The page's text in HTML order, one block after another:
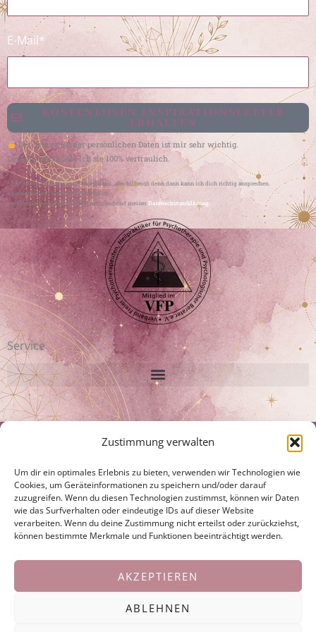
Zustimmung verwalten
Um dir ein optimales Erlebnis zu bieten, verwenden wir Technologien wie
Cookies, um Geräteinformationen zu speichern und/oder darauf
zuzugreifen. Wenn du diesen Technologien zustimmst, können wir Daten
wie das Surfverhalten oder eindeutige IDs auf dieser Website
verarbeiten. Wenn du deine Zustimmung nicht erteilst oder zurückziehst,
können bestimmte Merkmale und Funktionen beeinträchtigt werden.
AKZEPTIEREN
ABLEHNEN
E-Mail*
KOSTENLOSEN INSPIRATIONSLETTER
ERHALTEN
Der Schutz deiner persönlichen Daten ist mir sehr wichtig.
Deshalb behandele ich sie 100% vertraulich.
* Pflichtfeld. Dein Vorname ist optional, aber hilfreich denn dann kann ich dich richtig ansprechen.
Abmeldung mit einem Klick möglich.
Der Newsletter-Versand erfolgt entsprechend meiner Datenschutzerklärung.
Service
Hypnosen, Coachings und energetische Behandlungen ersetzen nicht die
Behandlung durch einen Arzt, Psychologen oder Heilpraktiker, sind jedoch
eine wertvolle Ergänzung zu laufenden Behandlungen und unterstützen
die Selbstheilungskräfte.
bzw. künftige nicht hinausgeschoben oder unterlassen werden.